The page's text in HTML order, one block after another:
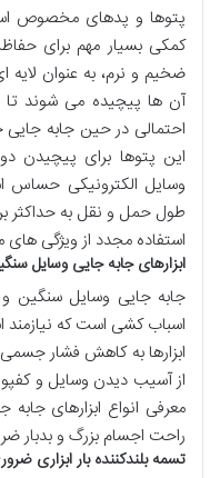
پتوهاو پدهای مخصوص
کمکی بسیار مهم برای
ضخیم و نرم، به عنوان
آن ها پیچیده می شوند تا
احتمالی در حین جابه جایی
این پتوها برای پیچیدن
وسایل الکترونیکی حساس
طولحمل و نقلبه حداکثر
استفاده مجدد از ویژگی
ابزارهای جابه جایی وسایل
جابه جایی وسایل سنگین
اسباب کشی است که نیازمند
ابزارهابهکاهش فشار جسمی
از آسیب دیدن وسایل و
معرفی انواع ابزارهای جابه
راحت اجسام بزرگ وبدبار
تسمه بلندکننده بار ابزاری